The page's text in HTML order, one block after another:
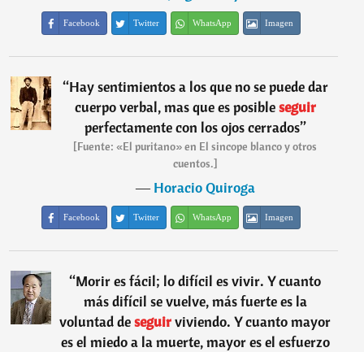
Facebook Twitter WhatsApp Imagen
“Hay sentimientos a los que no se puede dar
cuerpo verbal, mas que es posibleseguir
perfectamente con los ojos cerrados”
[Fuente: «El puritano» en El sincope blanco y otros
cuentos.]
―Horacio Quiroga
Facebook Twitter WhatsApp Imagen
“Morir es fácil; lo difícil es vivir. Y cuanto
más difícil se vuelve, más fuerte es la
voluntad deseguirviviendo. Y cuanto mayor
es el miedo a la muerte, mayor es el esfuerzo